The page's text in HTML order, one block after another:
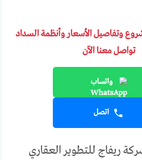
وتفاصيل الأسعار وأنظمة السداد
تواصل معنا الآن
واتساب
اتصل
ريفاج للتطوير العقاري